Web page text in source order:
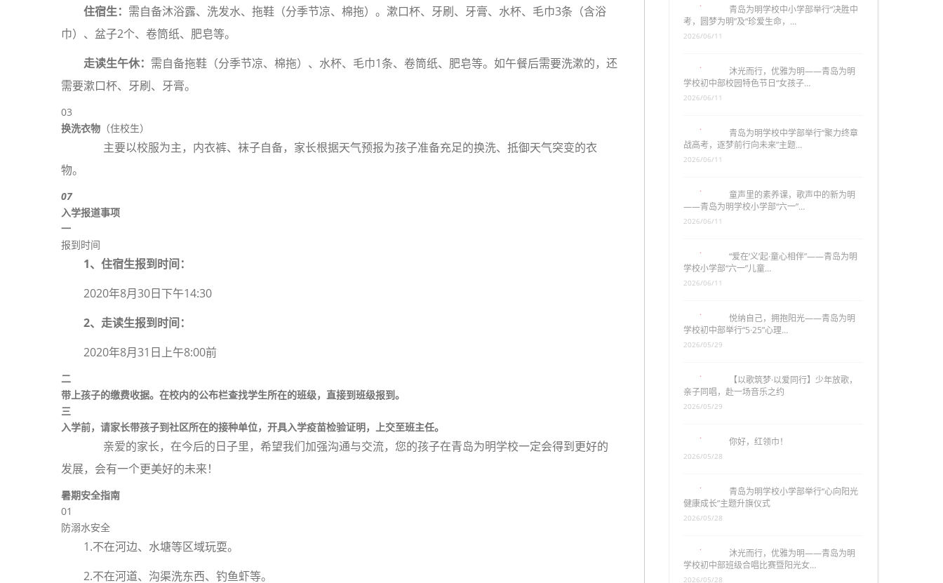
住宿生： 需自备沐浴露、洗发水、拖鞋（分季节凉、棉拖）。漱口杯、牙刷、牙膏、水杯、毛巾3条（含浴
巾）、盆子2个、卷筒纸、肥皂等。
走读生午休： 需自备拖鞋（分季节凉、棉拖）、水杯、毛巾1条、卷筒纸、肥皂等。如午餐后需要洗漱的，还
需要漱口杯、牙刷、牙膏。
03
换洗衣物 （住校生）
主要以校服为主，内衣裤、袜子自备，家长根据天气预报为孩子准备充足的换洗、抵御天气突变的衣
物。
07
入学报道事项
一
报到时间
1、住宿生报到时间：
2020年8月30日下午14:30
2、走读生报到时间：
2020年8月31日上午8:00前
二
带上孩子的缴费收据。在校内的公布栏查找学生所在的班级，直接到班级报到。
三
入学前，请家长带孩子到社区所在的接种单位，开具入学疫苗检验证明，上交至班主任。
亲爱的家长，在今后的日子里，希望我们加强沟通与交流，您的孩子在青岛为明学校一定会得到更好的
发展，会有一个更美好的未来！
暑期安全指南
01
防溺水安全
1.不在河边、水塘等区域玩耍。
2.不在河道、沟渠洗东西、钓鱼虾等。
青岛为明学校中小学部举行“决胜中
考，圆梦为明”及“珍爱生命，…
沐光而行，优雅为明——青岛为明
学校初中部校园特色节日“女孩子…
青岛为明学校中学部举行“聚力终章
战高考，逐梦前行向未来”主题…
童声里的素养课，歌声中的新为明
——青岛为明学校小学部“六一”…
“爱在‘义’起·童心相伴”——青岛为明
学校小学部“六一”儿童…
悦纳自己，拥抱阳光——青岛为明
学校初中部举行“5·25”心理…
【以歌筑梦·以爱同行】少年放歌，
亲子同唱，赴一场音乐之约
2026/05/29
你好，红领巾！
青岛为明学校小学部举行“心向阳光
健康成长”主题升旗仪式
沐光而行，优雅为明——青岛为明
学校初中部班级合唱比赛暨阳光女…